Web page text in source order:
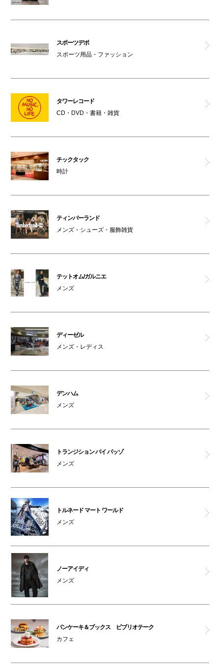
スポーツデポ
スポーツ用品・ファッション
タワーレコード
CD・DVD・書籍・雑貨
チックタック
時計
ティンバーランド
メンズ・シューズ・服飾雑貨
テットオム/ガルニエ
メンズ
ディーゼル
メンズ・レディス
デンハム
メンズ
トランジション バイ パッゾ
メンズ
トルネード マート ワールド
メンズ
ノーアイディ
メンズ
パンケーキ＆ブックス ビブリオテーク
カフェ